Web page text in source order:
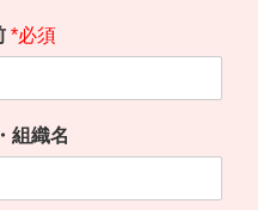
*必須
組織名